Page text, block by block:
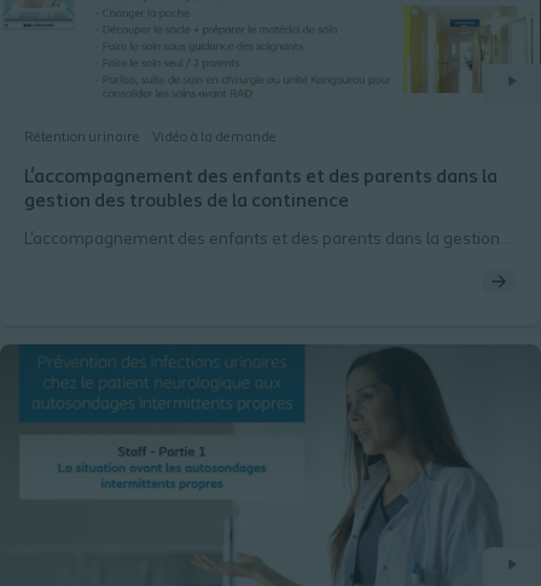
Rétention urinaire Vidéo à la demande
L'accompagnement des enfants et des parents dans la
gestion des troubles de la continence
L'accompagnement des enfants et des parents dans la gestion